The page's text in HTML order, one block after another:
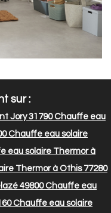
sur :
Jory 31790Chauffe eau
Chauffe eau solaire
eau solaire Thermor à
Thermor à Othis 77280
49800Chauffe eau
Chauffe eau solaire